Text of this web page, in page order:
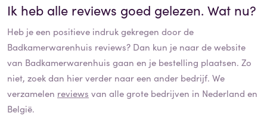
Ik heb alle reviews goed gelezen. Wat nu?
Heb je een positieve indruk gekregen door de
Badkamerwarenhuis reviews? Dan kun je naar de website
van Badkamerwarenhuis gaan en je bestelling plaatsen. Zo
niet, zoek dan hier verder naar een ander bedrijf. We
verzamelen reviews van alle grote bedrijven in Nederland en
België.